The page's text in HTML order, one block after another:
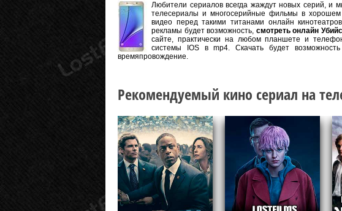
Любители сериалов всегда жаждут новых серий, и
телесериалы и многосерийные фильмы в хорошем
видео перед такими титанами онлайн
рекламы будет возможность, смотреть онлайн
сайте, практически на любом планшете и
системы IOS в mp4. Скачать будет
времяпровождение.
Рекомендуемый кино сериал на